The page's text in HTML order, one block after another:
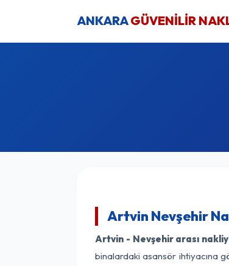
ANKARAGÜVENİLİR
Artvin Nevşehir
Artvin - Nevşehir arası
binalardaki asansör ihtiyacına